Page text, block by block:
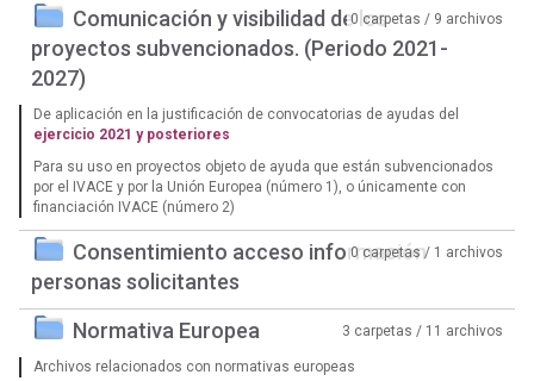
Comunicación y visibilidad de los
proyectos subvencionados. (Periodo 2021-
2027)
0 carpetas / 9 archivos
De aplicación en la justificación de convocatorias de ayudas del
ejercicio 2021 y posteriores
Para su uso en proyectos objeto de ayuda que están subvencionados
por el IVACE y por la Unión Europea (número 1), o únicamente con
financiación IVACE (número 2)
Consentimiento acceso información
personas solicitantes
0 carpetas / 1 archivos
Normativa Europea 3 carpetas / 11 archivos
Archivos relacionados con normativas europeas